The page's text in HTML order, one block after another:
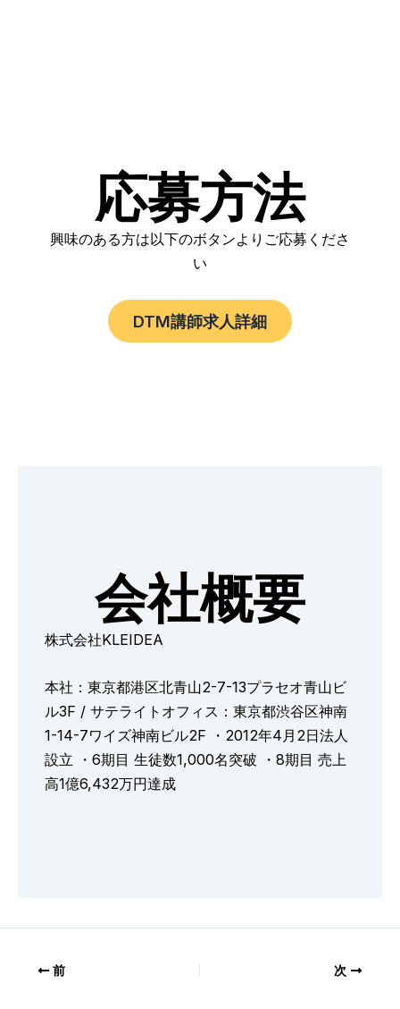
応募方法
興味のある方は以下のボタンよりご応募くださ
い
DTM講師求人詳細
会社概要
株式会社KLEIDEA
本社：東京都港区北青山2-7-13プラセオ青山ビ
ル3F / サテライトオフィス：東京都渋谷区神南
1-14-7ワイズ神南ビル2F ・2012年4月2日法人
設立 ・6期目 生徒数1,000名突破 ・8期目 売上
高1億6,432万円達成
前 次